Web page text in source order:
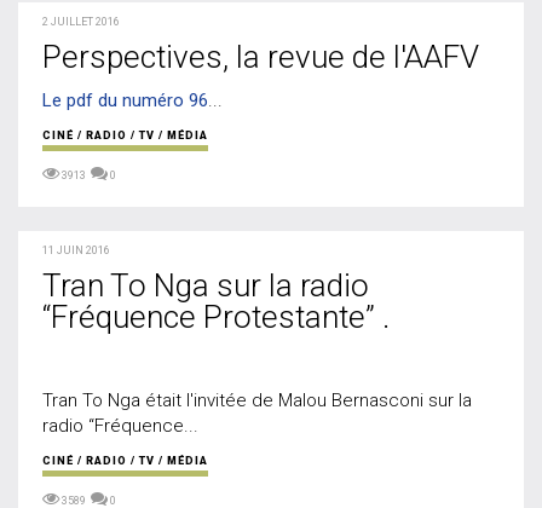
2 JUILLET 2016
Perspectives, la revue de l'AAFV
Le pdf du numéro 96
CINÉ / RADIO / TV / MÉDIA
3913 0
11 JUIN 2016
Tran To Nga sur la radio
“Fréquence Protestante” .
Tran To Nga ​était l'invitée de Malou Bernasconi sur la
radio “Fréquence...
CINÉ / RADIO / TV / MÉDIA
3589 0